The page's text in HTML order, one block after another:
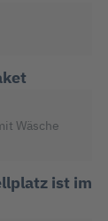
Wäsche
ist im